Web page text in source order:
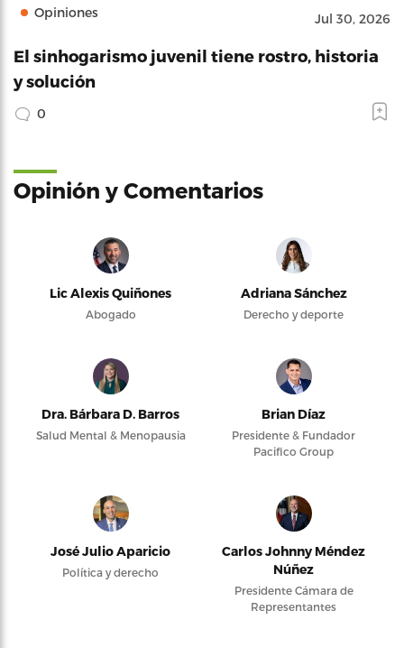
Opiniones Jul 30, 2026
El sinhogarismo juvenil tiene rostro, historia
y solución
0
Opinión y Comentarios
Lic Alexis Quiñones
Abogado
Adriana Sánchez
Derecho y deporte
Dra. Bárbara D. Barros
Salud Mental & Menopausia
Brian Díaz
Presidente & Fundador
Pacifico Group
José Julio Aparicio
Política y derecho
Carlos Johnny Méndez
Núñez
Presidente Cámara de
Representantes